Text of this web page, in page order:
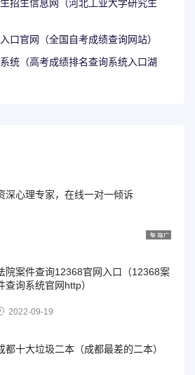
招生信息网（河北工业大学研究生
口官网（全国自考成绩查询网站）
统（高考成绩排名查询系统入口湖
深心理专家，在线一对一倾诉
院案件查询12368官网入口（12368案
查询系统官网http）
2022-09-19
都十大垃圾二本（成都最差的二本）